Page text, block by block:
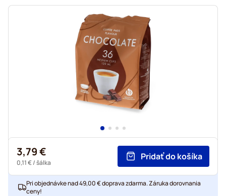
3,79 €
0,11 €/ šálka
Pridať do košíka
Pri objednávke nad 49,00 € doprava zdarma. Záruka dorovnania
ceny!